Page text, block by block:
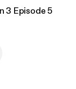
3 Episode 5